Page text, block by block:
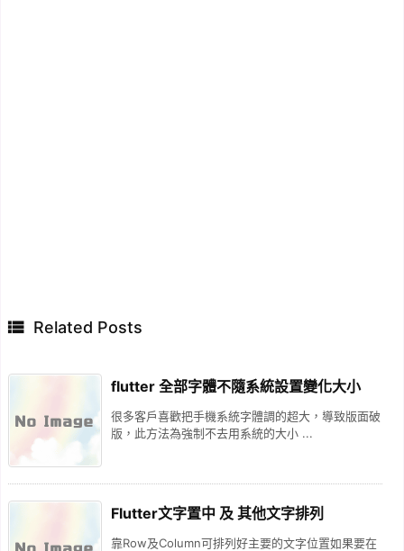
 Related Posts
flutter 全部字體不隨系統設置變化大小
很多客戶喜歡把手機系統字體調的超大，導致版面破
版，此方法為強制不去用系統的大小 ...
Flutter文字置中 及 其他文字排列
靠Row及Column可排列好主要的文字位置如果要在